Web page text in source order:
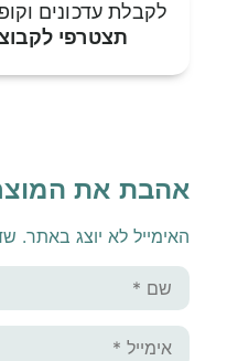
לקבלת עדכונים
תצטרפי
אהבת את
האימייל לא יוצג באתר.